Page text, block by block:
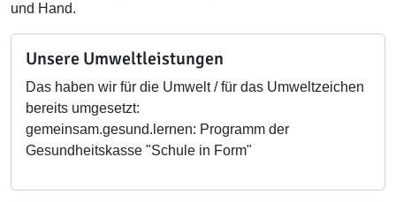
und Hand.
Unsere Umweltleistungen
Das haben wir für die Umwelt / für das Umweltzeichen
bereits umgesetzt:
gemeinsam.gesund.lernen: Programm der
Gesundheitskasse "Schule in Form"